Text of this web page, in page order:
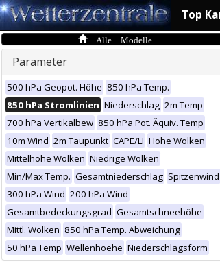
Top
Alle Modelle
Parameter
500 hPa Geopot. Höhe 850 hPa Temp.
850 hPa Stromlinien Niederschlag 2m Temp
700 hPa Vertikalbew 850 hPa Pot. Äquiv. Temp
10m Wind 2m Taupunkt CAPE/LI Hohe Wolken
Mittelhohe Wolken Niedrige Wolken
Min/Max Temp. Gesamtniederschlag Spitzenwind
300 hPa Wind 200 hPa Wind
Gesamtbedeckungsgrad Gesamtschneehöhe
Mittl. Wolken 850 hPa Temp. Abweichung
50 hPa Temp Wellenhoehe Niederschlagsform